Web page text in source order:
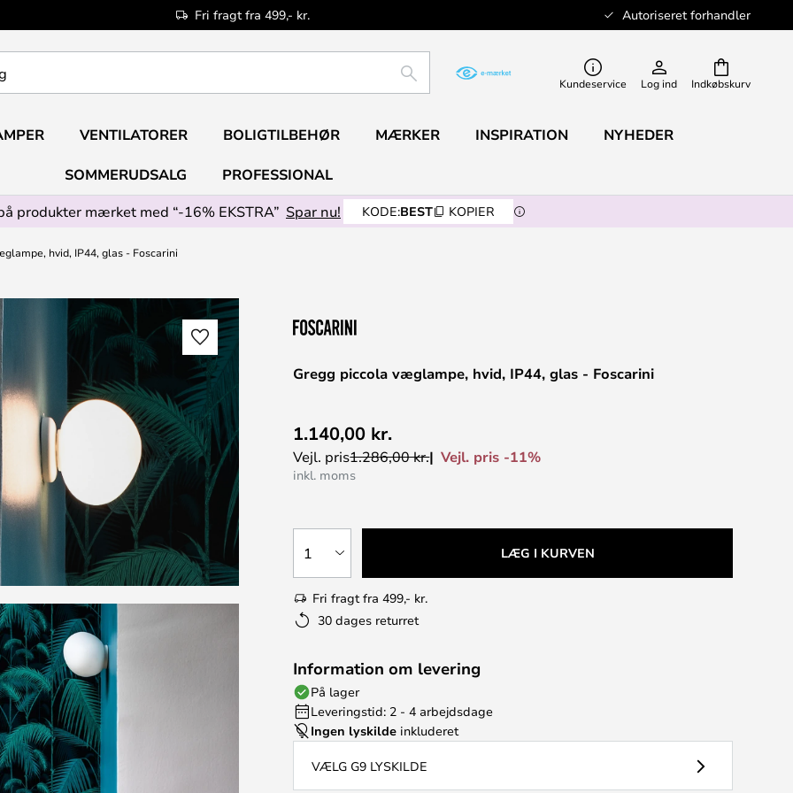
Fri fragt fra 499,- kr. Autoriseret forhandler
Indkøbskurv
SØG Kundeservice Log ind
VENTILATORER BOLIGTILBEHØR MÆRKER INSPIRATION NYHEDER
SOMMERUDSALG
PROFESSIONAL
produkter mærket med “-16% EKSTRA” Spar nu! KODE:BEST KOPIER
hvid, IP44, glas - Foscarini
Gregg piccola væglampe, hvid, IP44, glas - Foscarini
1.140,00 kr.
Vejl. pris1.286,00 kr. Vejl. pris -11%
inkl. moms
1 LÆG I KURVEN
Fri fragt fra 499,- kr.
30 dages returret
Information om levering
På lager
Leveringstid: 2 - 4 arbejdsdage
Ingen lyskilde inkluderet
VÆLG G9 LYSKILDE